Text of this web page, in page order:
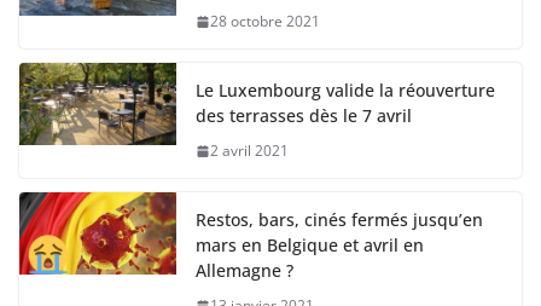
28 octobre 2021
Le Luxembourg valide la réouverture
des terrasses dès le 7 avril
2 avril 2021
Restos, bars, cinés fermés jusqu’en
mars en Belgique et avril en
Allemagne ?